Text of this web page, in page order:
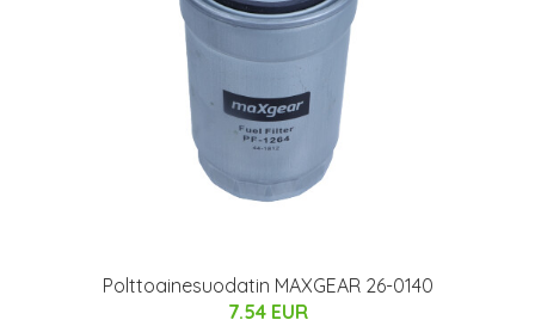
Polttoainesuodatin MAXGEAR 26-0140
7.54 EUR